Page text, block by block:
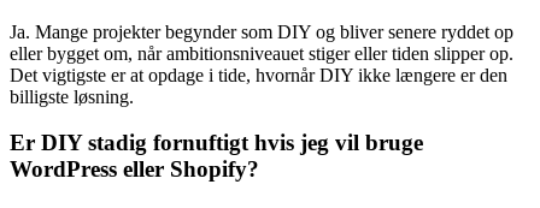
Ja. Mange projekter begynder som DIY og bliver senere ryddet op
eller bygget om, når ambitionsniveauet stiger eller tiden slipper op.
Det vigtigste er at opdage i tide, hvornår DIY ikke længere er den
billigste løsning.
Er DIY stadig fornuftigt hvis jeg vil bruge
WordPress eller Shopify?